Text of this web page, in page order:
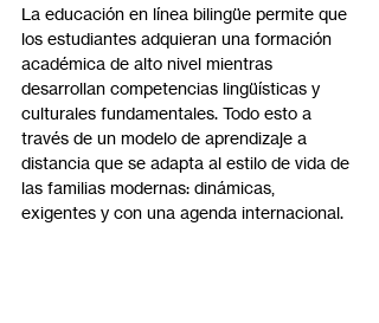
La educación en línea bilingüe permite que
los estudiantes adquieran una formación
académica de alto nivel mientras
desarrollan competencias lingüísticas y
culturales fundamentales. Todo esto a
través de un modelo de aprendizaje a
distancia que se adapta al estilo de vida de
las familias modernas: dinámicas,
exigentes y con una agenda internacional.